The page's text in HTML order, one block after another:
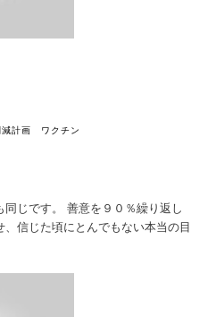
計画 ワクチン
じです。 善意を９０％繰り返し
信じた頃にとんでもない本当の目